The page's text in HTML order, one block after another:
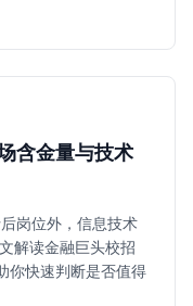
含金量与技术
岗位外，信息技术
解读金融巨头校招
你快速判断是否值得